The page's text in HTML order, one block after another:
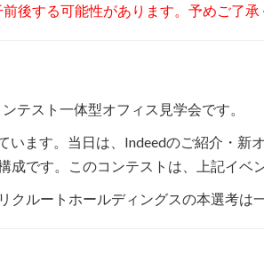
後する可能性があります。予めご了承
テスト一体型オフィス見学会です。
います。当日は、Indeedのご紹介・
です。このコンテストは、上記イベ
ルートホールディングスの本選考は